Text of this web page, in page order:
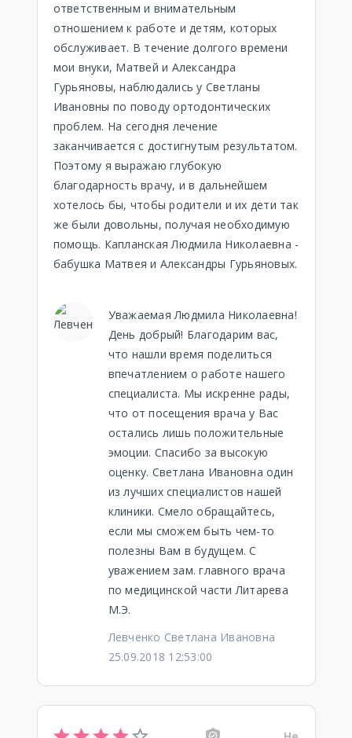
ответственным и внимательным
отношением к работе и детям, которых
обслуживает. В течение долгого времени
мои внуки, Матвей и Александра
Гурьяновы, наблюдались у Светланы
Ивановны по поводу ортодонтических
проблем. На сегодня лечение
заканчивается с достигнутым результатом.
Поэтому я выражаю глубокую
благодарность врачу, и в дальнейшем
хотелось бы, чтобы родители и их дети так
же были довольны, получая необходимую
помощь. Капланская Людмила Николаевна -
бабушка Матвея и Александры Гурьяновых.
Уважаемая Людмила Николаевна!
День добрый! Благодарим вас,
что нашли время поделиться
впечатлением о работе нашего
специалиста. Мы искренне рады,
что от посещения врача у Вас
остались лишь положительные
эмоции. Спасибо за высокую
оценку. Светлана Ивановна один
из лучших специалистов нашей
клиники. Cмело обращайтесь,
если мы сможем быть чем-то
полезны Вам в будущем. С
уважением зам. главного врача
по медицинской части Литарева
М.Э.
Левченко Светлана Ивановна
25.09.2018 12:53:00